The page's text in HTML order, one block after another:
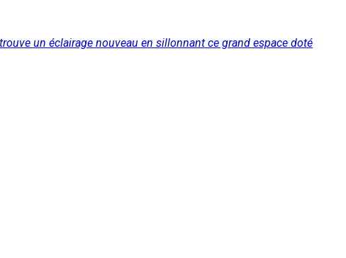
un éclairage nouveau en sillonnant ce grand espace doté